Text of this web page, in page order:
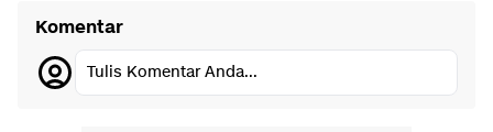
Komentar
Tulis Komentar Anda...